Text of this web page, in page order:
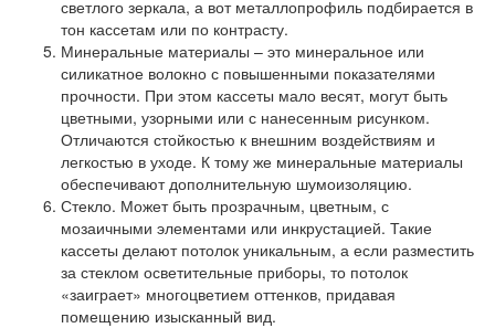
светлого зеркала, а вот металлопрофиль подбирается в
тон кассетам или по контрасту.
Минеральные материалы – это минеральное или
силикатное волокно с повышенными показателями
прочности. При этом кассеты мало весят, могут быть
цветными, узорными или с нанесенным рисунком.
Отличаются стойкостью к внешним воздействиям и
легкостью в уходе. К тому же минеральные материалы
обеспечивают дополнительную шумоизоляцию.
Стекло. Может быть прозрачным, цветным, с
мозаичными элементами или инкрустацией. Такие
кассеты делают потолок уникальным, а если разместить
за стеклом осветительные приборы, то потолок
«заиграет» многоцветием оттенков, придавая
помещению изысканный вид.